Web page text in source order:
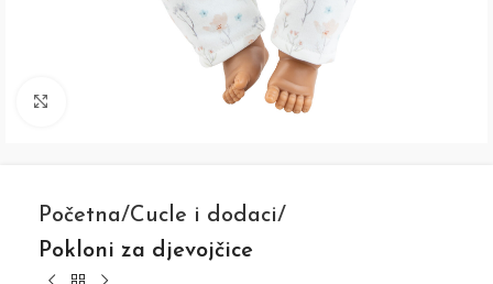
Početna Cucle i dodaci
Pokloni za djevojčice